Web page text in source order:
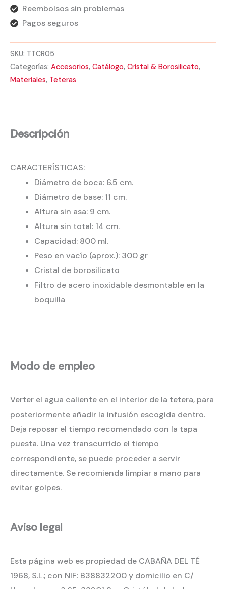
Reembolsos sin problemas
Pagos seguros
SKU: TTCR05
Categorías: Accesorios, Catálogo, Cristal & Borosilicato,
Materiales, Teteras
Descripción
CARACTERÍSTICAS:
Diámetro de boca: 6.5 cm.
Diámetro de base: 11 cm.
Altura sin asa: 9 cm.
Altura sin total: 14 cm.
Capacidad: 800 ml.
Peso en vacío (aprox.): 300 gr
Cristal de borosilicato
Filtro de acero inoxidable desmontable en la
boquilla
Modo de empleo
Verter el agua caliente en el interior de la tetera, para
posteriormente añadir la infusión escogida dentro.
Deja reposar el tiempo recomendado con la tapa
puesta. Una vez transcurrido el tiempo
correspondiente, se puede proceder a servir
directamente. Se recomienda limpiar a mano para
evitar golpes.
Aviso legal
Esta página web es propiedad de CABAÑA DEL TÉ
1968, S.L.; con NIF: B38832200 y domicilio en C/